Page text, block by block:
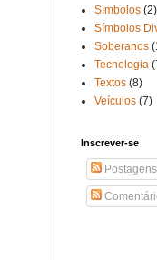
Símbolos (2)
Símbolos
Soberanos
Tecnologia
Textos (8)
Veículos (7)
Inscrever-se
Postagens